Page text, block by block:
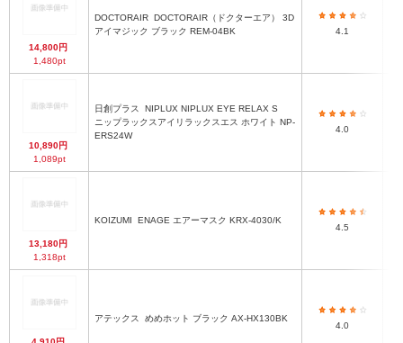
14,800円
1,480pt
DOCTORAIR
アイマジック ブラック REM-04BK
4.1
10,890円
1,089pt
日創プラス
ニップラックスアイリラックスエス ホワイト NP-
ERS24W
4.0
13,180円
1,318pt
KOIZUMI ENAGE エアーマスク KRX-4030/K
4.5
アテックス めめホット ブラック AX-HX130BK
4.0